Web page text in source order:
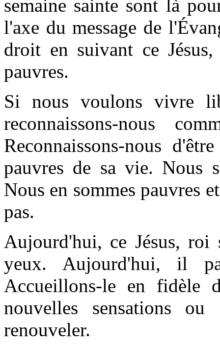
semaine sainte sont là
l'axe du message de
droit en suivant ce
pauvres.
Si nous voulons vivre
reconnaissons-nous
Reconnaissons-nous
pauvres de sa vie. Nous
Nous en sommes pauvres
pas.
Aujourd'hui, ce Jésus, roi
yeux. Aujourd'hui, il
Accueillons-le en fidèle
nouvelles sensations
renouveler.